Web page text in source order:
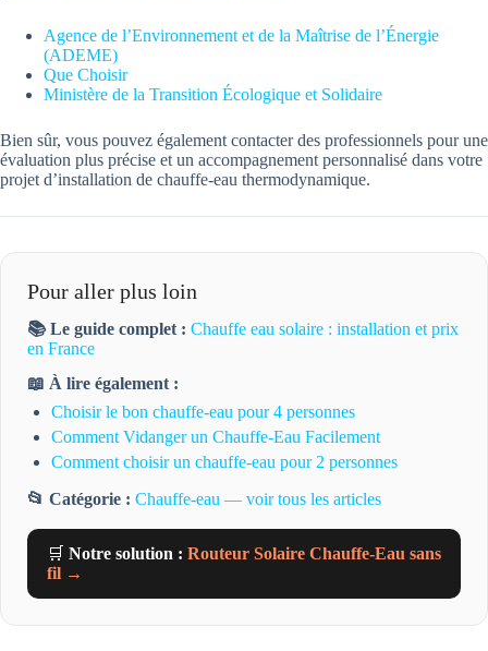
Agence de l’Environnement et de la Maîtrise de l’Énergie
(ADEME)
Que Choisir
Ministère de la Transition Écologique et Solidaire
Bien sûr, vous pouvez également contacter des professionnels pour une
évaluation plus précise et un accompagnement personnalisé dans votre
projet d’installation de chauffe-eau thermodynamique.
Pour aller plus loin
📚 Le guide complet : Chauffe eau solaire : installation et prix
en France
📖 À lire également :
Choisir le bon chauffe-eau pour 4 personnes
Comment Vidanger un Chauffe-Eau Facilement
Comment choisir un chauffe-eau pour 2 personnes
📂 Catégorie : Chauffe-eau — voir tous les articles
🛒 Notre solution : Routeur Solaire Chauffe-Eau sans
fil →